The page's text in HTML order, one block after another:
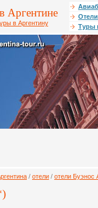
Аргентине
в Аргентину
Туры
/ отели / отели Буэнос